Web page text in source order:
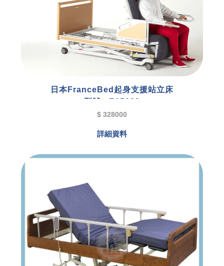
日本FranceBed起身支援站立床
型號 : E05289
$ 328000
詳細資料